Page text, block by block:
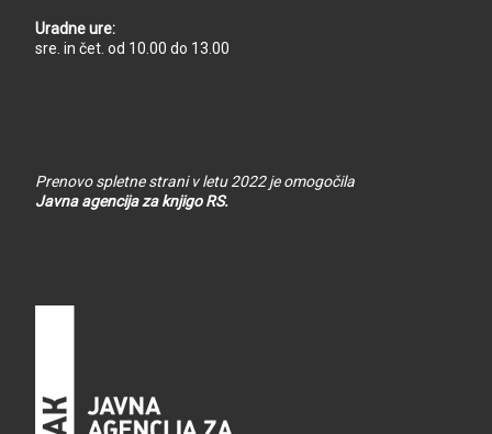
Uradne ure:
sre. in čet. od 10.00 do 13.00
Prenovo spletne strani v letu 2022 je omogočila
Javna agencija za knjigo RS.